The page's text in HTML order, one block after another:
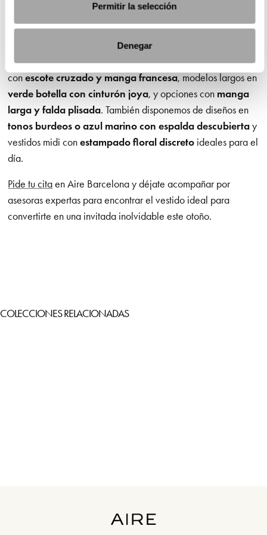
Permitir la selección
Denegar
Nuestra propuesta devestidos de fiesta para otoño
incluye diseños pensados para acompañar la calidez y
elegancia de esta estación. Encontrarás vestidos para bodas
conescote cruzado y manga francesa, modelos largos en
verde botella con cinturón joya, y opciones con manga
larga y falda plisada. También disponemos de diseños en
tonos burdeos o azul marino con espalda descubiertay
vestidos midi conestampado floral discreto ideales para el
día.
Pide tu citaen Aire Barcelona y déjate acompañar por
asesoras expertas para encontrar el vestido ideal para
convertirte en una invitada inolvidable este otoño.
COLECCIONES RELACIONADAS